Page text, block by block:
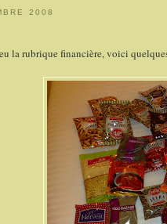
2008
la rubrique financière, voici